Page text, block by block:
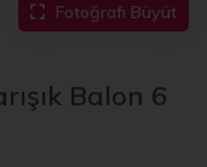
Fotoğrafı Büyüt
Balon 6